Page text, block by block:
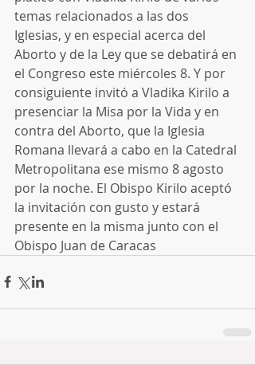
temas relacionados a las dos
Iglesias, y en especial acerca del
Aborto y de la Ley que se debatirá en
el Congreso este miércoles 8. Y por
consiguiente invitó a Vladika Kirilo a
presenciar la Misa por la Vida y en
contra del Aborto, que la Iglesia
Romana llevará a cabo en la Catedral
Metropolitana ese mismo 8 agosto
por la noche. El Obispo Kirilo aceptó
la invitación con gusto y estará
presente en la misma junto con el
Obispo Juan de Caracas